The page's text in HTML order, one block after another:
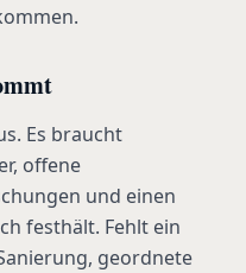
Es braucht
offene
und einen
festhält. Fehlt ein
geordnete